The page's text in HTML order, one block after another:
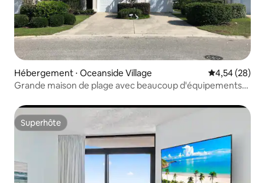
Hébergement ⋅ Oceanside Village Évaluation
4,54 (28)
Grande maison de plage avec beaucoup d'équipements
Superhôte
Superhôte